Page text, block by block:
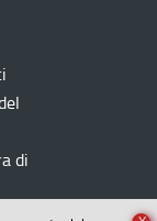
di